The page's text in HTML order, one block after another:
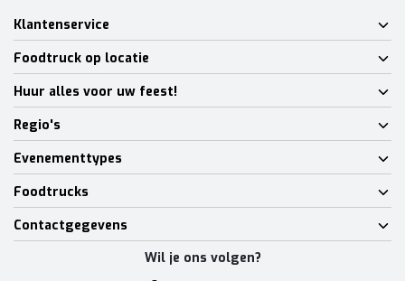
Klantenservice
Foodtruck op locatie
Huur alles voor uw feest!
Regio's
Evenementtypes
Foodtrucks
Contactgegevens
Wil je ons volgen?